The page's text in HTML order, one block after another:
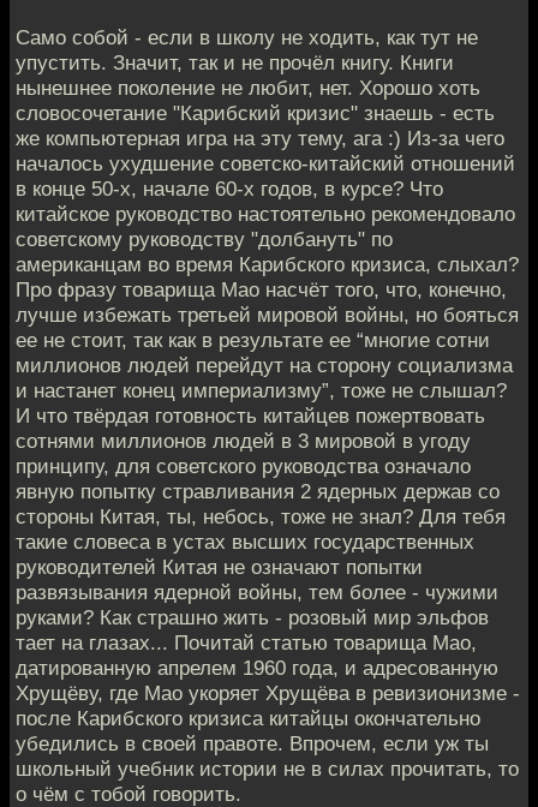
Само собой - если в школу не ходить, как тут не
упустить. Значит, так и не прочёл книгу. Книги
нынешнее поколение не любит, нет. Хорошо хоть
словосочетание "Карибский кризис" знаешь - есть
же компьютерная игра на эту тему, ага :) Из-за чего
началось ухудшение советско-китайский отношений
в конце 50-х, начале 60-х годов, в курсе? Что
китайское руководство настоятельно рекомендовало
советскому руководству "долбануть" по
американцам во время Карибского кризиса, слыхал?
Про фразу товарища Мао насчёт того, что, конечно,
лучше избежать третьей мировой войны, но бояться
ее не стоит, так как в результате ее “многие сотни
миллионов людей перейдут на сторону социализма
и настанет конец империализму”, тоже не слышал?
И что твёрдая готовность китайцев пожертвовать
сотнями миллионов людей в 3 мировой в угоду
принципу, для советского руководства означало
явную попытку стравливания 2 ядерных держав со
стороны Китая, ты, небось, тоже не знал? Для тебя
такие словеса в устах высших государственных
руководителей Китая не означают попытки
развязывания ядерной войны, тем более - чужими
руками? Как страшно жить - розовый мир эльфов
тает на глазах... Почитай статью товарища Мао,
датированную апрелем 1960 года, и адресованную
Хрущёву, где Мао укоряет Хрущёва в ревизионизме -
после Карибского кризиса китайцы окончательно
убедились в своей правоте. Впрочем, если уж ты
школьный учебник истории не в силах прочитать, то
о чём с тобой говорить.